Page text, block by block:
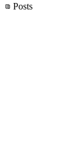
Posts